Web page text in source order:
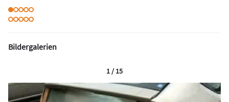
Bildergalerien
1 / 15